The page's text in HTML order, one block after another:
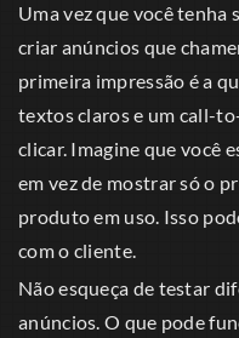
Uma vez que você tenha
criar anúncios que
primeira impressão é a
textos claros e um call-
clicar. Imagine que você
em vez de mostrar só o
produto em uso. Isso
com o cliente.
Não esqueça de testar
anúncios. O que pode